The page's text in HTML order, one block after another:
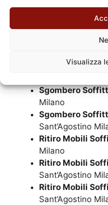
Visualizza
Sgombero
Milano
Sgombero
Sant’Agostino
Ritiro Mobili
Milano
Ritiro Mobili
Sant’Agostino
Ritiro Mobili
Sant’Agostino